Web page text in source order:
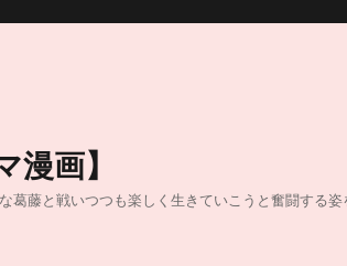
画】
と戦いつつも楽しく生きていこうと奮闘する姿